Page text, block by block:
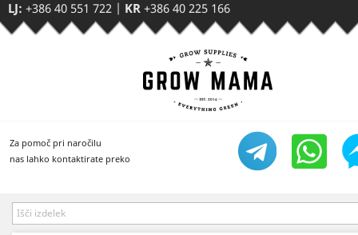
LJ: +386 40 551 722 | KR +386 40 225 166
Za pomoč pri naročilu
nas lahko kontaktirate preko